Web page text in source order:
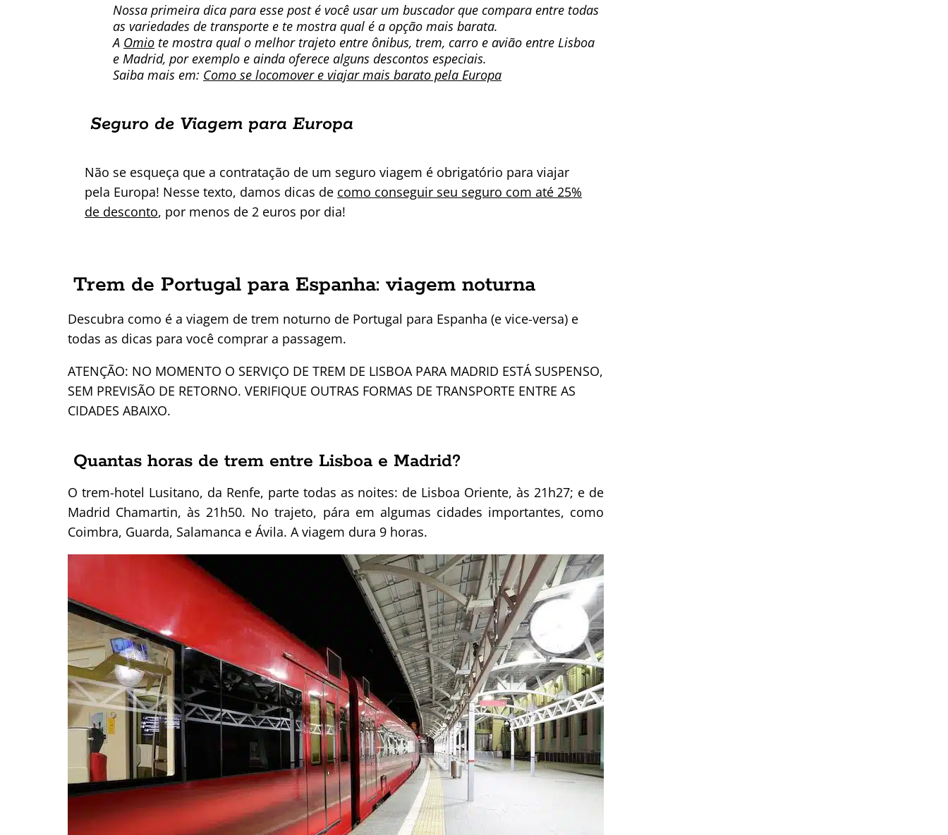
Nossa primeira dica para esse post é você usar um buscador que compara entre todas
as variedades de transporte e te mostra qual é a opção mais barata.
A Omio te mostra qual o melhor trajeto entre ônibus, trem, carro e avião entre Lisboa
e Madrid, por exemplo e ainda oferece alguns descontos especiais.
Saiba mais em: Como se locomover e viajar mais barato pela Europa
Seguro de Viagem para Europa
Não se esqueça que a contratação de um seguro viagem é obrigatório para viajar
pela Europa! Nesse texto, damos dicas de como conseguir seu seguro com até 25%
de desconto, por menos de 2 euros por dia!
Trem de Portugal para Espanha: viagem noturna
Descubra como é a viagem de trem noturno de Portugal para Espanha (e vice-versa) e
todas as dicas para você comprar a passagem.
ATENÇÃO: NO MOMENTO O SERVIÇO DE TREM DE LISBOA PARA MADRID ESTÁ SUSPENSO,
SEM PREVISÃO DE RETORNO. VERIFIQUE OUTRAS FORMAS DE TRANSPORTE ENTRE AS
CIDADES ABAIXO.
Quantas horas de trem entre Lisboa e Madrid?
O trem-hotel Lusitano, da Renfe, parte todas as noites: de Lisboa Oriente, às 21h27; e de
Madrid Chamartin, às 21h50. No trajeto, pára em algumas cidades importantes, como
Coimbra, Guarda, Salamanca e Ávila. A viagem dura 9 horas.